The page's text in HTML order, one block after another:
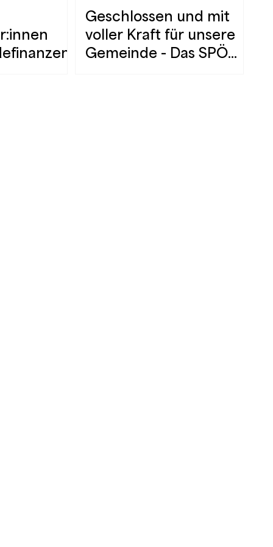
Geschlossen und mit
voller Kraft für unsere
Gemeinde - Das SPÖ